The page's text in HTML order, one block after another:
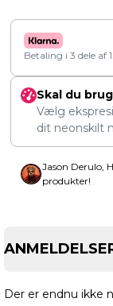
Betaling i 3 dele af
Skal du
Vælg
dit neonskilt
Jason Derulo,
produkter!
Der er endnu ikke